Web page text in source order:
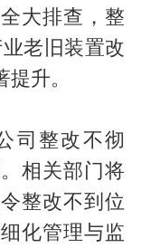
大排查，整
老旧装置改
升。
司整改不彻
相关部门将
整改不到位
化管理与监